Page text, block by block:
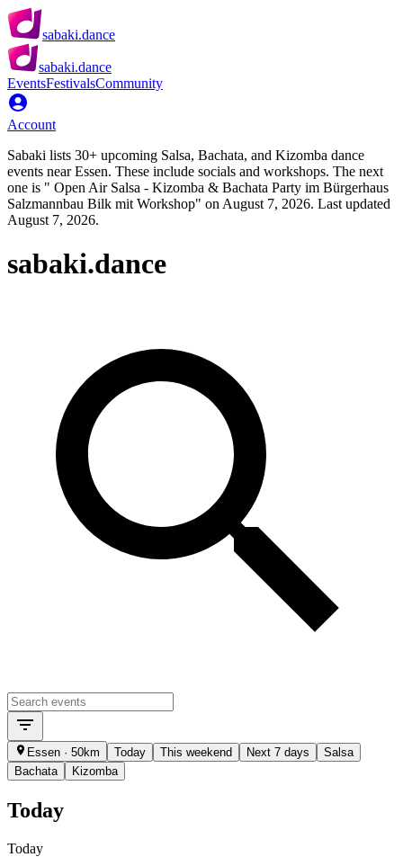
sabaki.dance
sabaki.dance
EventsFestivalsCommunity
Account
Sabaki lists 30+ upcoming Salsa, Bachata, and Kizomba dance
events near Essen. These include socials and workshops. The next
one is " Open Air Salsa - Kizomba & Bachata Party im Bürgerhaus
Salzmannbau Bilk mit Workshop" on August 7, 2026. Last updated
August 7, 2026.
sabaki.dance
Essen · 50km Today This weekend Next 7 days
Salsa
Bachata
Kizomba
Today
Today